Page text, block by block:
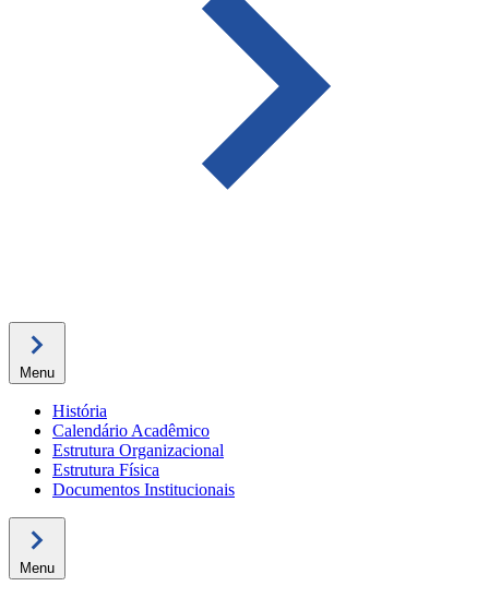
Menu
História
Calendário Acadêmico
Estrutura Organizacional
Estrutura Física
Documentos Institucionais
Menu